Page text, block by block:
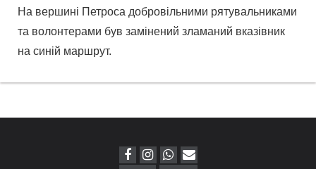
На вершині Петроса добровільними рятувальниками
та волонтерами був замінений зламаний вказівник
на синій маршрут.